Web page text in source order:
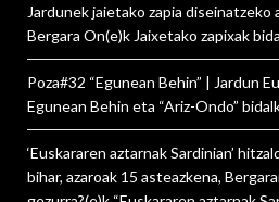
Jardunek jaietako zapia diseinatzeko
Bergara On(e)k Jaixetako zapixak
Poza#32 “Egunean Behin” | Jardun
Egunean Behin eta “Ariz-Ondo”
‘Euskararen aztarnak Sardinian’
bihar, azaroak 15 asteazkena,